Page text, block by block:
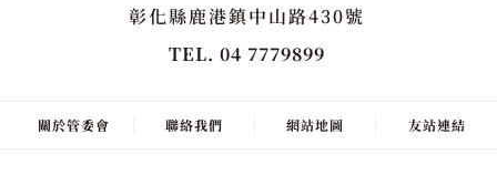
彰化縣鹿港鎮中山路430號
TEL. 04 7779899
關於管委會 聯絡我們 網站地圖 友站連結